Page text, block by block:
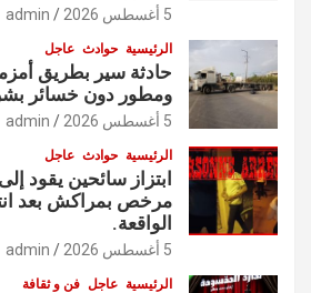
5 أغسطس 2026 admin
الرئيسية حوادث عاجل
حادثة سير بطريق
ومطور دون خسائر
5 أغسطس 2026 admin
الرئيسية حوادث عاجل
ابتزاز سائحين يقود
مرخص بمراكش بعد
الواقعة.
5 أغسطس 2026 admin
الرئيسية عاجل فن و ثقافة